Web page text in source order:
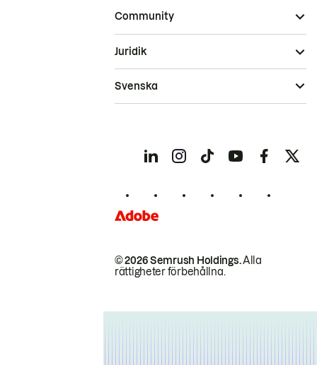
Community
© 2026 Semrush Holdings.Alla
rättigheter förbehållna.
Juridik
Svenska